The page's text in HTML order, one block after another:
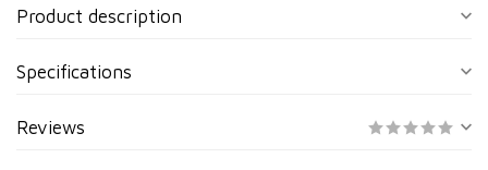
Product description
Specifications
Reviews